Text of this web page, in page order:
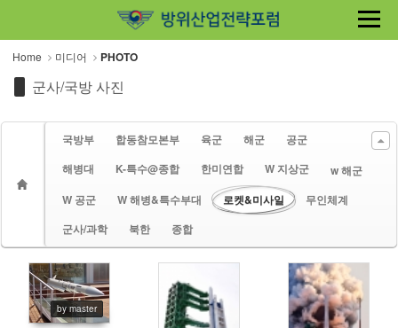
Home 미디어 PHOTO
군사/국방 사진
국방부 합동참모본부 육군 해군
공군
해병대
K-특수@종합 한미연합 W 지상군
w 해군
W 공군
W 해병&특수부대 로켓&미사일
무인체계
군사/과학
북한 종합
by master
1039 2035 1964